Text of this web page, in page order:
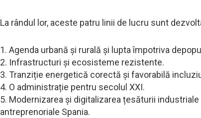
La rândul lor, aceste patru linii de lucru sunt
1. Agenda urbană și rurală și lupta împotriva
2. Infrastructuri și ecosisteme rezistente.
3. Tranziție energetică corectă și favorabilă
4. O administrație pentru secolul XXI.
5. Modernizarea și digitalizarea țesăturii
antreprenoriale Spania.